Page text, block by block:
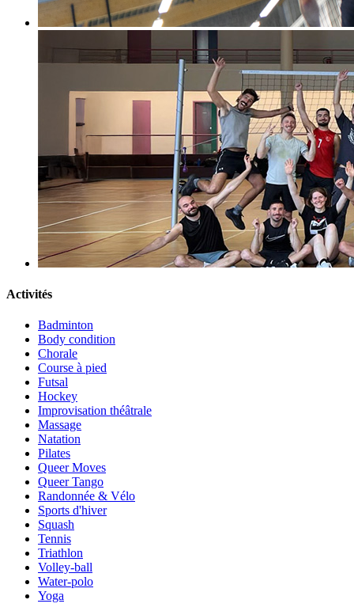
Activités
Badminton
Body condition
Chorale
Course à pied
Futsal
Hockey
Improvisation théâtrale
Massage
Natation
Pilates
Queer Moves
Queer Tango
Randonnée & Vélo
Sports d'hiver
Squash
Tennis
Triathlon
Volley-ball
Water-polo
Yoga